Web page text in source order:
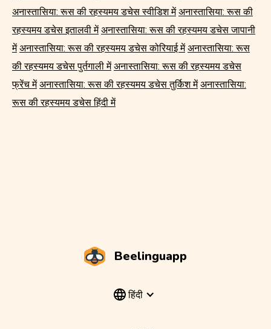
अनास्तासिया: रूस की रहस्यमय डचेस स्वीडिश में अनास्तासिया: रूस की
रहस्यमय डचेस इतालवी में अनास्तासिया: रूस की रहस्यमय डचेस जापानी
में अनास्तासिया: रूस की रहस्यमय डचेस कोरियाई में अनास्तासिया: रूस
की रहस्यमय डचेस पुर्तगाली में अनास्तासिया: रूस की रहस्यमय डचेस
फ्रेंच में अनास्तासिया: रूस की रहस्यमय डचेस तुर्किश में अनास्तासिया:
रूस की रहस्यमय डचेस हिंदी में
Beelinguapp
हिंदी